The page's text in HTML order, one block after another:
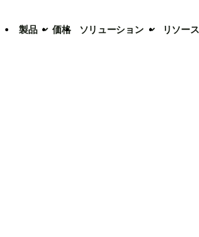
製品 価格 ソリューション リソース